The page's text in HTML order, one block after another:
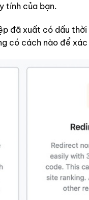
tính của bạn.
đã xuất có dấu
có cách nào để